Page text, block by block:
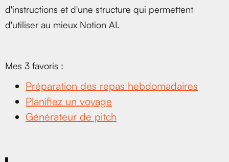
d'instructions et d'une structure qui permettent
d'utiliser au mieux Notion AI.
Mes 3 favoris :
Préparation des repas hebdomadaires
Planifiez un voyage
Générateur de pitch